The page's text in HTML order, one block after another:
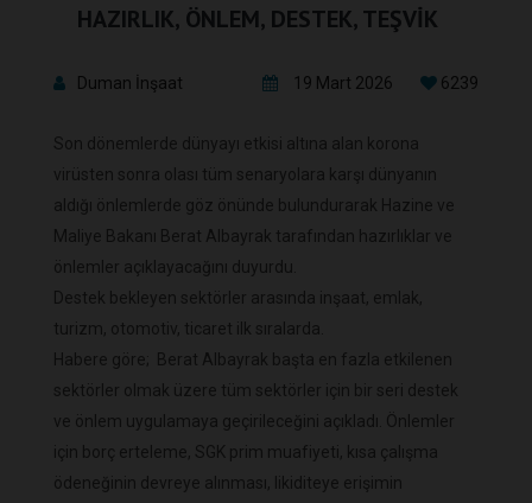
HAZIRLIK, ÖNLEM, DESTEK, TEŞVİK
Duman İnşaat 19 Mart 2026 6239
Son dönemlerde dünyayı etkisi altına alan korona
virüsten sonra olası tüm senaryolara karşı dünyanın
aldığı önlemlerde göz önünde bulundurarak Hazine ve
Maliye Bakanı Berat Albayrak tarafından hazırlıklar ve
önlemler açıklayacağını duyurdu.
Destek bekleyen sektörler arasında inşaat, emlak,
turizm, otomotiv, ticaret ilk sıralarda.
Habere göre; Berat Albayrak başta en fazla etkilenen
sektörler olmak üzere tüm sektörler için bir seri destek
ve önlem uygulamaya geçirileceğini açıkladı. Önlemler
için borç erteleme, SGK prim muafiyeti, kısa çalışma
ödeneğinin devreye alınması, likiditeye erişimin